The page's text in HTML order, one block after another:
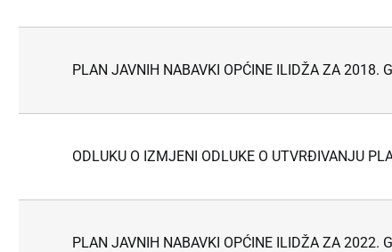
PLAN JAVNIH NABAVKI OPĆINE ILIDŽA ZA 2018.
ODLUKU O IZMJENI ODLUKE O UTVRĐIVANJU
PLAN JAVNIH NABAVKI OPĆINE ILIDŽA ZA 2022.